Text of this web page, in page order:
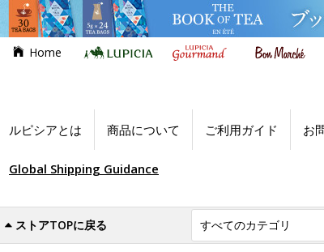
Home
ルピシアとは 商品について ご利用ガイド お
Global Shipping Guidance
ストアTOPに戻る
世界のお茶専門店ルピシア お買い得商品 ボンマルシェ お買い